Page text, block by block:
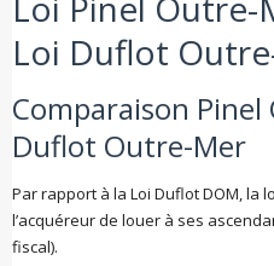
Loi Duflot
Comparaison
Duflot Outre-Mer
Par rapport à la Loi Duflot DOM, la
l’acquéreur de louer à ses
fiscal).